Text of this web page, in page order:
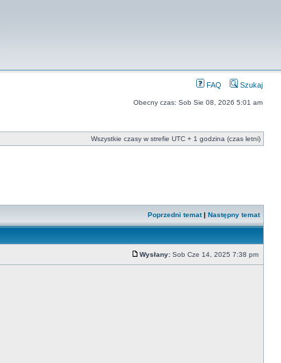
FAQ Szukaj
Obecny czas: Sob Sie 08, 2026 5:01 am
Wszystkie czasy w strefie UTC + 1 godzina (czas letni)
Poprzedni temat| Następny temat
Wysłany: Sob Cze 14, 2025 7:38 pm